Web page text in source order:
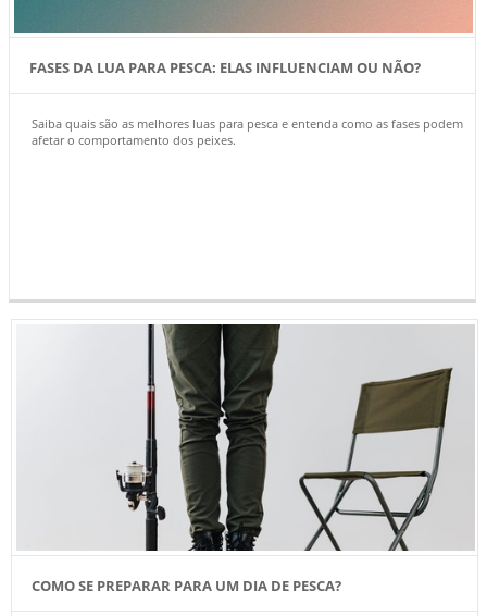
FASES DA LUA PARA PESCA: ELAS INFLUENCIAM OU NÃO?
Saiba quais são as melhores luas para pesca e entenda como as fases podem
afetar o comportamento dos peixes.
COMO SE PREPARAR PARA UM DIA DE PESCA?